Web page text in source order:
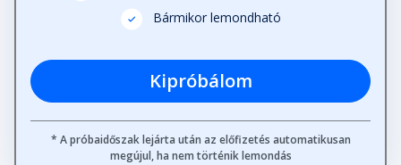
Bármikor lemondható
Kipróbálom
* A próbaidőszak lejárta után az előfizetés automatikusan
megújul, ha nem történik lemondás